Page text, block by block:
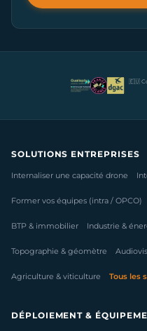
🇪🇺
SOLUTIONS ENTREPRISES
Internaliser une capacité drone
Former vos équipes (intra / OPCO)
BTP & immobilier Industrie &
Topographie & géomètre
Agriculture & viticulture Tous les
DÉPLOIEMENT &